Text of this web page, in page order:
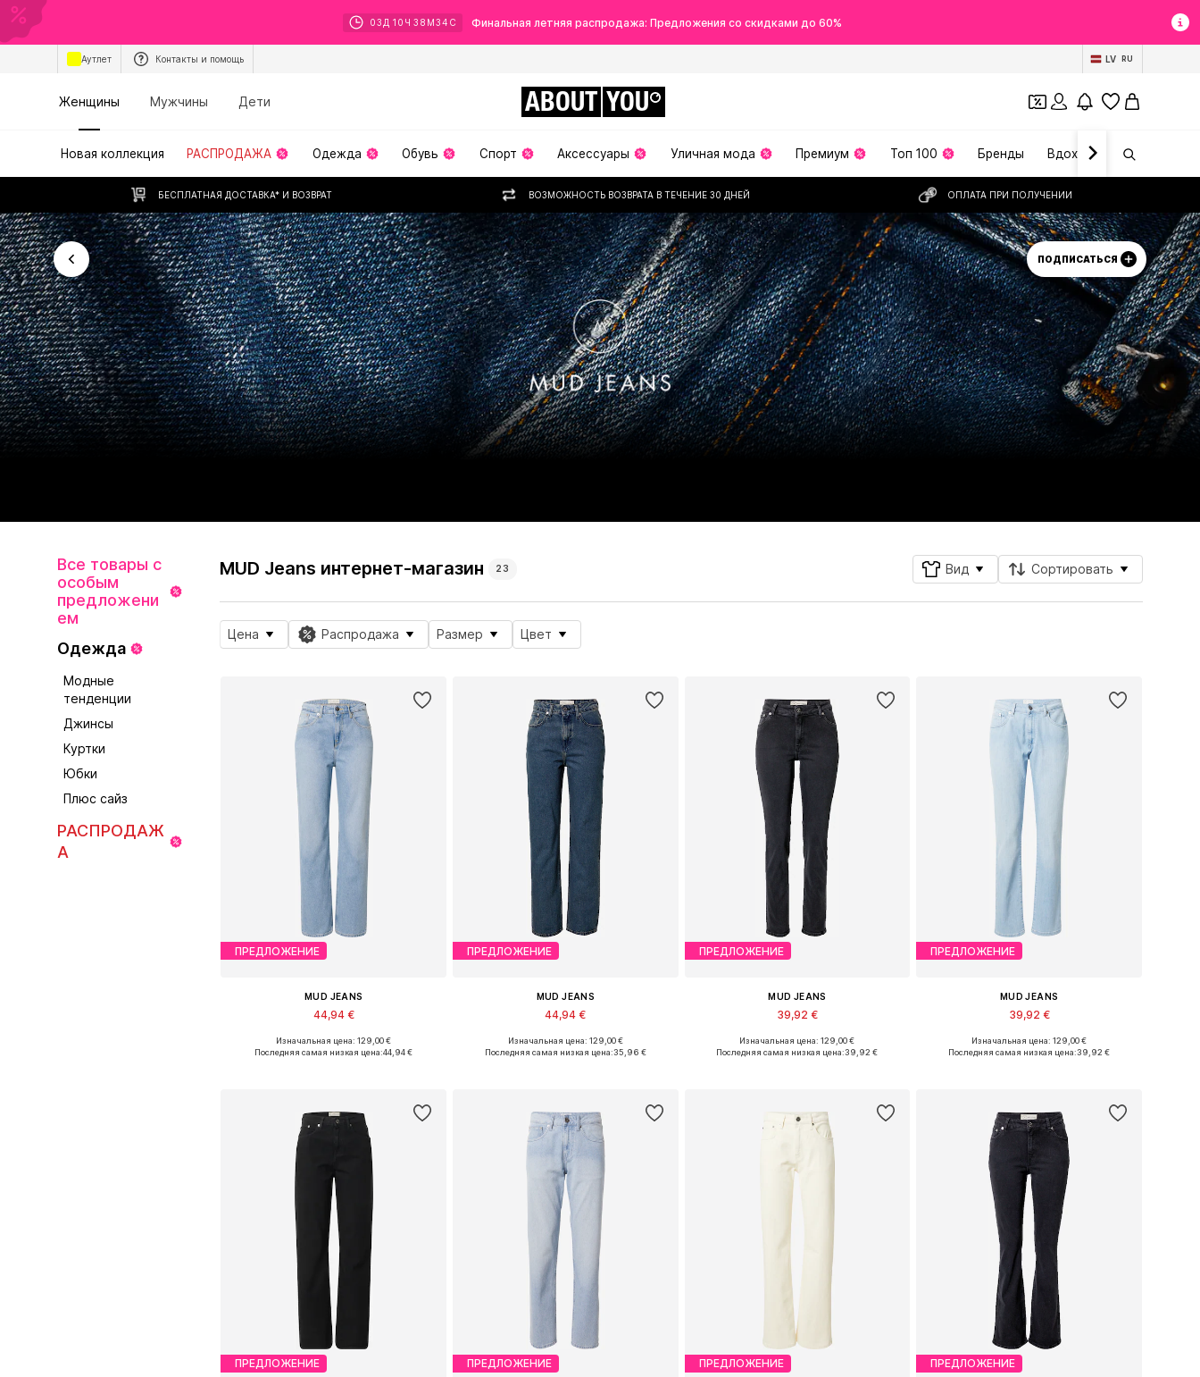
03 Д 10 Ч 38 М 33 С Финальная летняя распродажа: Предложения со скидками до 60%
Аутлет Контакты и помощь LV RU
Женщины Мужчины Дети ABOUT YOU
Новая коллекция РАСПРОДАЖА Одежда Обувь Спорт Аксессуары Уличная мода Премиум Топ 100 Бренды Вдохновение
БЕСПЛАТНАЯ ДОСТАВКА* И ВОЗВРАТ ВОЗМОЖНОСТЬ ВОЗВРАТА В ТЕЧЕНИЕ 30 ДНЕЙ ОПЛАТА ПРИ ПОЛУЧЕНИИ
ПОДПИСАТЬСЯ
Все товары с
особым
предложени
ем
Одежда
Модные
тенденции
Джинсы
Куртки
Юбки
Плюс сайз
РАСПРОДАЖ
А
MUD Jeans интернет-магазин 23 Вид Сортировать
Цена Распродажа Размер Цвет
ПРЕДЛОЖЕНИЕ
MUD JEANS
44,94 €
Доступно множество размеров
Изначальная цена: 129,00 €
Последняя самая низкая цена:44,94 €
ПРЕДЛОЖЕНИЕ
MUD JEANS
44,94 €
Доступно множество размеров
Изначальная цена: 129,00 €
Последняя самая низкая цена:35,96 €
ПРЕДЛОЖЕНИЕ
MUD JEANS
39,92 €
Доступно множество размеров
Изначальная цена: 129,00 €
Последняя самая низкая цена:39,92 €
ПРЕДЛОЖЕНИЕ
MUD JEANS
39,92 €
Доступно множество размеров
Изначальная цена: 129,00 €
Последняя самая низкая цена:39,92 €
ПРЕДЛОЖЕНИЕ ПРЕДЛОЖЕНИЕ ПРЕДЛОЖЕНИЕ ПРЕДЛОЖЕНИЕ